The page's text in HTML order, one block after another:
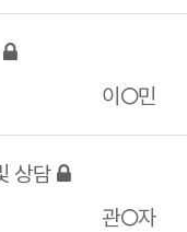
이○민
상담
관○자